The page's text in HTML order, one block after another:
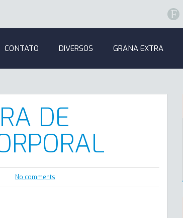
F
CONTATO DIVERSOS GRANA EXTRA
DE
No comments